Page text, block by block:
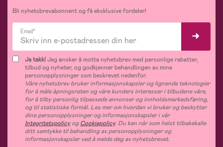
Bli nyhetsbrevabonnent og få eksklusive fordeler!
Email*
Ja takk!Jeg ønsker å motta nyhetsbrev med personlige rabatter,
tilbud og nyheter, og godkjenner behandlingen av mine
personopplysninger som beskrevet nedenfor.
Våre nyhetsbrev bruker informasjonskapsler og lignende teknologier
for å måle åpningsraten og våre kunders interesser i tilbudene våre,
for å tilby personlig tilpassede annonser og innholdsmarkedsføring,
og til statistiske formål. Les mer om hvordan vi bruker og beskytter
dine personopplysninger og informasjonskapsler i vår
IntegritetspolicyogCookiepolicy. Du kan når som helst tilbakekalle
ditt samtykke til behandling av personopplysninger og
informasjonskapsler ved å melde deg av nyhetsbrevet.